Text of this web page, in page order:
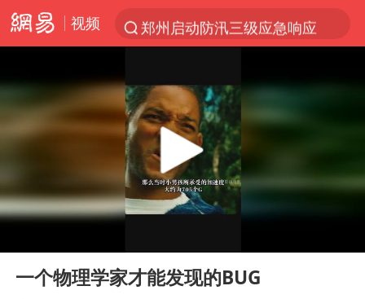
视频
郑州启动防汛三级应急响应
费大厨不再自称“大王”
APEC峰会倒计时100天
众星发文悼念秦焰
“还不如不放假”
Play
一个物理学家才能发现的BUG